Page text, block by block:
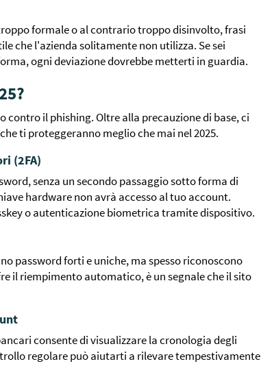
formale o al contrario troppo disinvolto, frasi
che l'azienda solitamente non utilizza. Se sei
ogni deviazione dovrebbe metterti in guardia.
contro il phishing. Oltre alla precauzione di base, ci
ti proteggeranno meglio che mai nel 2025.
(2FA)
senza un secondo passaggio sotto forma di
hardware non avrà accesso al tuo account.
o autenticazione biometrica tramite dispositivo.
password forti e uniche, ma spesso riconoscono
il riempimento automatico, è un segnale che il sito
consente di visualizzare la cronologia degli
regolare può aiutarti a rilevare tempestivamente